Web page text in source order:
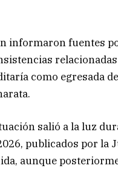
informaron fuentes
como egresada
salió a la luz
publicados por la
aunque